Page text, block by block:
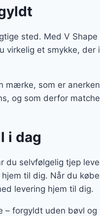
sted. Med V
et smykke, der
mærke, som er
og som derfor
i dag
du selvfølgelig tjep
til dig. Når du
levering hjem til dig.
– forgyldt uden bøvl